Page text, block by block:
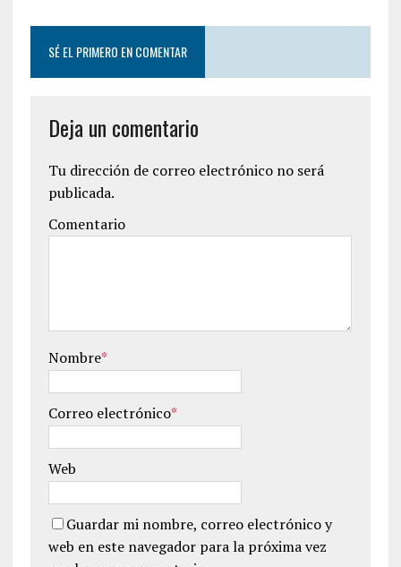
SÉ EL PRIMERO EN COMENTAR
Deja un comentario
Tu dirección de correo electrónico no será
publicada.
Comentario
Nombre*
Correo electrónico*
Web
Guardar mi nombre, correo electrónico y
web en este navegador para la próxima vez